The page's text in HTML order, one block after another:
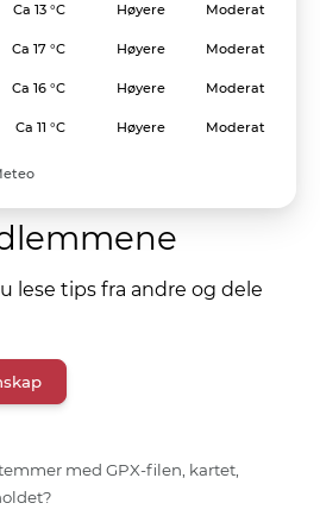
Ca 13 °C Høyere Moderat
Ca 17 °C Høyere Moderat
Ca 16 °C Høyere Moderat
Ca 11 °C Høyere Moderat
lese tips fra andre og dele
med GPX-filen, kartet,